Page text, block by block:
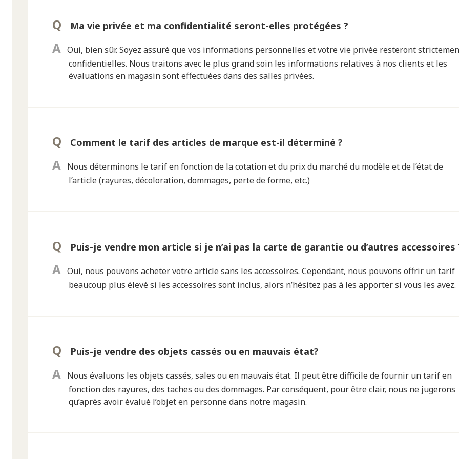
Ma vie privée et ma confidentialité seront-elles protégées ?
Oui, bien sûr. Soyez assuré que vos informations personnelles et votre vie privée resteront
confidentielles. Nous traitons avec le plus grand soin les informations relatives à nos clients et les
évaluations en magasin sont effectuées dans des salles privées.
Comment le tarif des articles de marque est-il déterminé ?
Nous déterminons le tarif en fonction de la cotation et du prix du marché du modèle et de l’état de
l’article (rayures, décoloration, dommages, perte de forme, etc.)
Puis-je vendre mon article si je n’ai pas la carte de garantie ou d’autres accessoires
Oui, nous pouvons acheter votre article sans les accessoires. Cependant, nous pouvons offrir un tarif
beaucoup plus élevé si les accessoires sont inclus, alors n’hésitez pas à les apporter si vous les avez.
Puis-je vendre des objets cassés ou en mauvais état?
Nous évaluons les objets cassés, sales ou en mauvais état. Il peut être difficile de fournir un tarif en
fonction des rayures, des taches ou des dommages. Par conséquent, pour être clair, nous ne jugerons
qu’après avoir évalué l’objet en personne dans notre magasin.